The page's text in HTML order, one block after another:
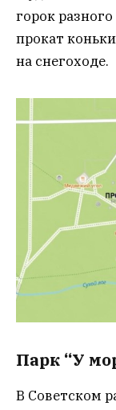
горок
прокат
на снегоходе.
Парк “У
В Советском